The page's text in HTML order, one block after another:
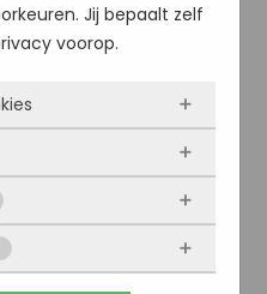
Jij bepaalt zelf
voorop.
dat de website
altijd actief en
Meestal worden
doet, zoals
of je
hoe vaak onze site
vandaan
populair zijn. Zo
jouw voorkeuren.